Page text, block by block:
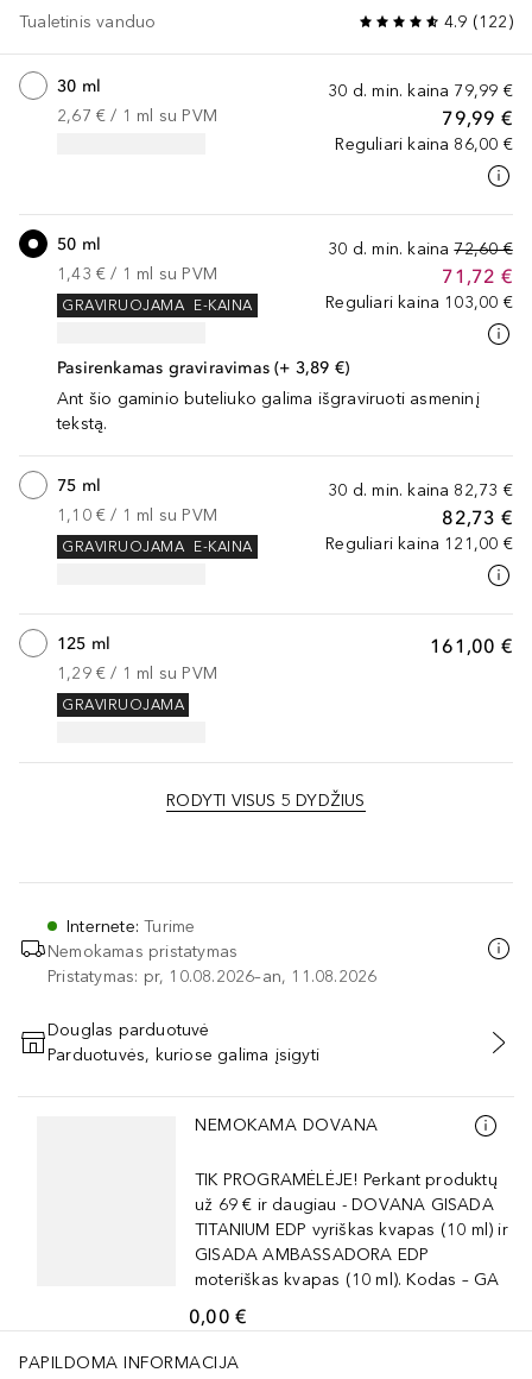
Tualetinis vanduo 4.9 (122)
30 d. min. kaina 79,99 €
79,99 €
Reguliari kaina 86,00 €
30 ml
2,67 € / 1 ml su PVM
30 d. min. kaina 72,60 €
71,72 €
Reguliari kaina 103,00 €
50 ml
1,43 € / 1 ml su PVM
E-KAINA
GRAVIRUOJAMA
Pasirenkamas graviravimas (+ 3,89 €)
Ant šio gaminio buteliuko galima išgraviruoti asmeninį
tekstą.
30 d. min. kaina 82,73 €
82,73 €
Reguliari kaina 121,00 €
75 ml
1,10 € / 1 ml su PVM
E-KAINA
GRAVIRUOJAMA
161,00 €
125 ml
1,29 € / 1 ml su PVM
GRAVIRUOJAMA
RODYTI VISUS 5 DYDŽIUS
Internete:Turime
Nemokamas pristatymas
Pristatymas: pr, 10.08.2026–an, 11.08.2026
PRIDĖTI Į KREPŠELĮ
Douglas parduotuvė
Parduotuvės, kuriose galima įsigyti
Praleisti slankiklį
NEMOKAMA DOVANA
TIK PROGRAMĖLĖJE! Perkant produktų
už 69 € ir daugiau - DOVANA GISADA
TITANIUM EDP vyriškas kvapas (10 ml) ir
GISADA AMBASSADORA EDP
moteriškas kvapas (10 ml). Kodas – GA
0,00 €
PAPILDOMA INFORMACIJA